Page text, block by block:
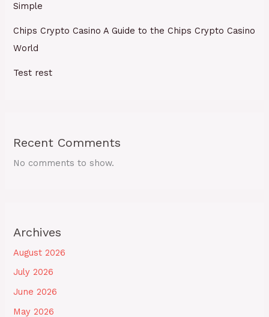
Simple
Chips Crypto Casino A Guide to the Chips Crypto Casino
World
Test rest
Recent Comments
No comments to show.
Archives
August 2026
July 2026
June 2026
May 2026